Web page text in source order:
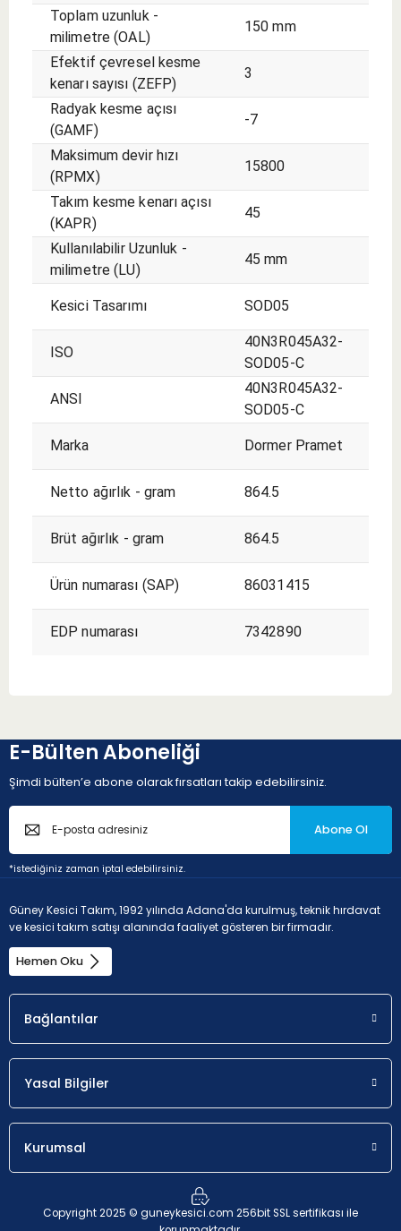
Toplam uzunluk -
milimetre (OAL)
150 mm
Efektif çevresel kesme
kenarı sayısı (ZEFP)
3
Radyak kesme açısı
(GAMF)
-7
Maksimum devir hızı
(RPMX)
15800
Takım kesme kenarı açısı
(KAPR)
45
Kullanılabilir Uzunluk -
milimetre (LU)
45 mm
Kesici Tasarımı SOD05
ISO
40N3R045A32-
SOD05-C
ANSI
40N3R045A32-
SOD05-C
Marka Dormer Pramet
Netto ağırlık - gram 864.5
Brüt ağırlık - gram 864.5
Ürün numarası (SAP) 86031415
EDP numarası 7342890
E-Bülten Aboneliği
Şimdi bülten’e abone olarak fırsatları takip edebilirsiniz.
Abone Ol
*istediğiniz zaman iptal edebilirsiniz.
Güney Kesici Takım, 1992 yılında Adana'da kurulmuş, teknik hırdavat
ve kesici takım satışı alanında faaliyet gösteren bir firmadır.
Hemen Oku
Bağlantılar
Yasal Bilgiler
Kurumsal
Copyright 2025 © guneykesici.com 256bit SSL sertifikası ile